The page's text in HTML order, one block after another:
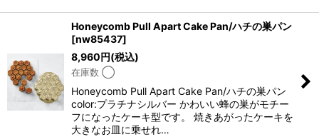
Honeycomb Pull Apart Cake Pan/ハチの巣パン
[nw85437]
8,960円(税込)
在庫数 ◯
Honeycomb Pull Apart Cake Pan/ハチの巣パン
color:プラチナシルバー かわいい蜂の巣がモチー
フになったケーキ型です。 焼きあがったケーキを
大きなお皿に乗せれ…